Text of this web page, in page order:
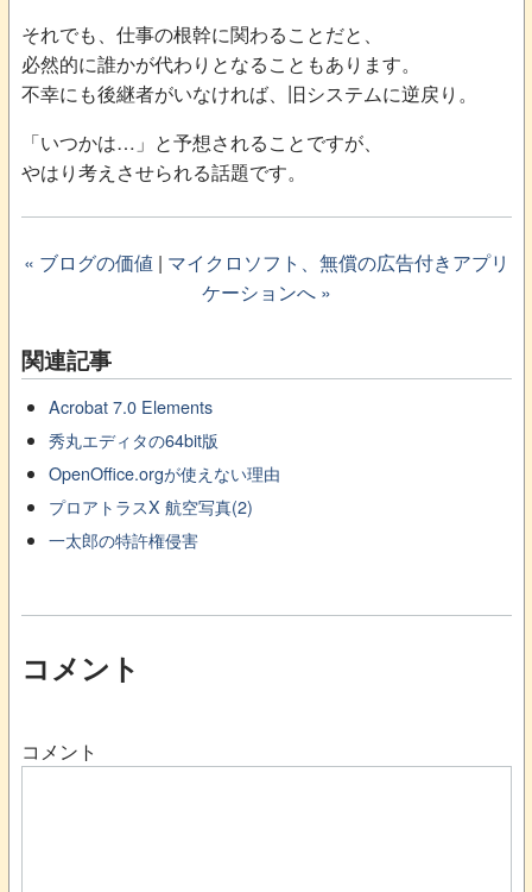
それでも、仕事の根幹に関わることだと、
必然的に誰かが代わりとなることもあります。
不幸にも後継者がいなければ、旧システムに逆戻り。
「いつかは…」と予想されることですが、
やはり考えさせられる話題です。
« ブログの価値 | マイクロソフト、無償の広告付きアプリ
ケーションへ »
関連記事
Acrobat 7.0 Elements
秀丸エディタの64bit版
OpenOffice.orgが使えない理由
プロアトラスX 航空写真(2)
一太郎の特許権侵害
コメント
コメント